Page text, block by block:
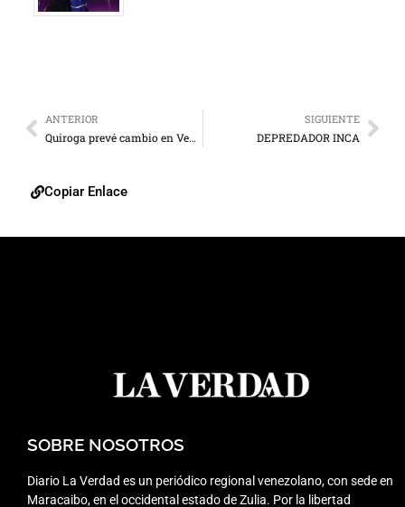
ANTERIOR
Quiroga prevé cambio en Venezuela tras legislativas
SIGUIENTE
DEPREDADOR INCA
Copiar Enlace
SOBRE NOSOTROS
Diario La Verdad es un periódico regional venezolano, con sede en
Maracaibo, en el occidental estado de Zulia. Por la libertad